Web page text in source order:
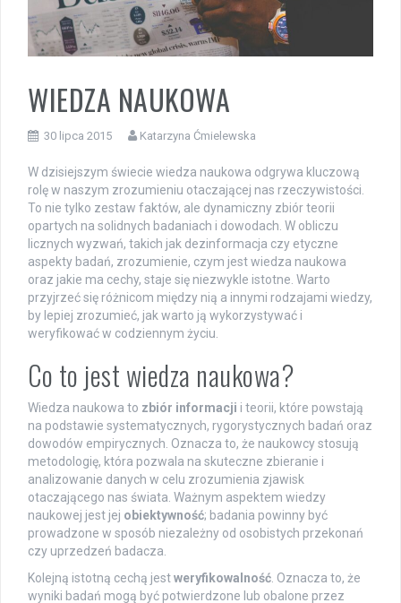
WIEDZA NAUKOWA
30 lipca 2015 Katarzyna Ćmielewska
W dzisiejszym świecie wiedza naukowa odgrywa kluczową
rolę w naszym zrozumieniu otaczającej nas rzeczywistości.
To nie tylko zestaw faktów, ale dynamiczny zbiór teorii
opartych na solidnych badaniach i dowodach. W obliczu
licznych wyzwań, takich jak dezinformacja czy etyczne
aspekty badań, zrozumienie, czym jest wiedza naukowa
oraz jakie ma cechy, staje się niezwykle istotne. Warto
przyjrzeć się różnicom między nią a innymi rodzajami wiedzy,
by lepiej zrozumieć, jak warto ją wykorzystywać i
weryfikować w codziennym życiu.
Co to jest wiedza naukowa?
Wiedza naukowa to zbiór informacji i teorii, które powstają
na podstawie systematycznych, rygorystycznych badań oraz
dowodów empirycznych. Oznacza to, że naukowcy stosują
metodologię, która pozwala na skuteczne zbieranie i
analizowanie danych w celu zrozumienia zjawisk
otaczającego nas świata. Ważnym aspektem wiedzy
naukowej jest jej obiektywność; badania powinny być
prowadzone w sposób niezależny od osobistych przekonań
czy uprzedzeń badacza.
Kolejną istotną cechą jestweryfikowalność . Oznacza to, że
wyniki badań mogą być potwierdzone lub obalone przez